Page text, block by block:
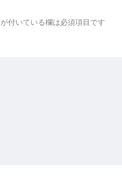
が付いている欄は必須項目です